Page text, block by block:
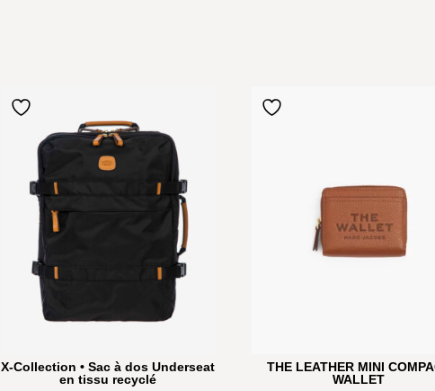
X-Collection • Sac à dos Underseat
en tissu recyclé
THE LEATHER MINI
WALLET